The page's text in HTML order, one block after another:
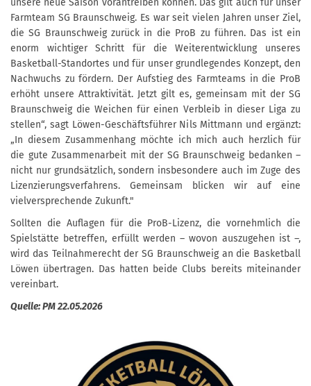
unsere neue Saison vorantreiben können. Das gilt auch für unser
Farmteam SG Braunschweig. Es war seit vielen Jahren unser Ziel,
die SG Braunschweig zurück in die ProB zu führen. Das ist ein
enorm wichtiger Schritt für die Weiterentwicklung unseres
Basketball-Standortes und für unser grundlegendes Konzept, den
Nachwuchs zu fördern. Der Aufstieg des Farmteams in die ProB
erhöht unsere Attraktivität. Jetzt gilt es, gemeinsam mit der SG
Braunschweig die Weichen für einen Verbleib in dieser Liga zu
stellen“, sagt Löwen-Geschäftsführer Nils Mittmann und ergänzt:
„In diesem Zusammenhang möchte ich mich auch herzlich für
die gute Zusammenarbeit mit der SG Braunschweig bedanken –
nicht nur grundsätzlich, sondern insbesondere auch im Zuge des
Lizenzierungsverfahrens. Gemeinsam blicken wir auf eine
vielversprechende Zukunft."
Sollten die Auflagen für die ProB-Lizenz, die vornehmlich die
Spielstätte betreffen, erfüllt werden – wovon auszugehen ist –,
wird das Teilnahmerecht der SG Braunschweig an die Basketball
Löwen übertragen. Das hatten beide Clubs bereits miteinander
vereinbart.
Quelle: PM 22.05.2026